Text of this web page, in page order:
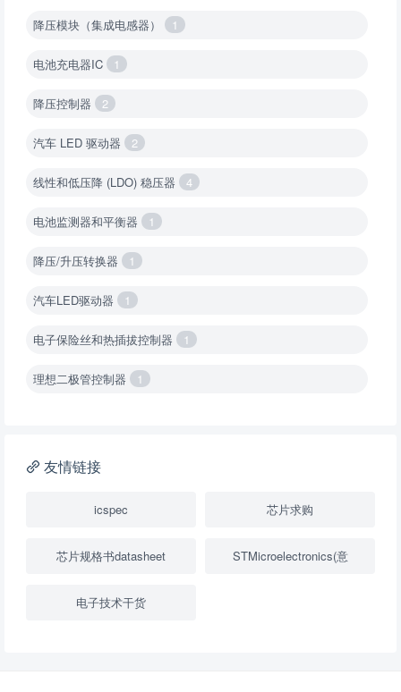
降压模块（集成电感器） 1
电池充电器IC 1
降压控制器 2
汽车 LED 驱动器 2
线性和低压降 (LDO) 稳压器 4
电池监测器和平衡器 1
降压/升压转换器 1
汽车LED驱动器 1
电子保险丝和热插拔控制器 1
理想二极管控制器 1
降压转换器（继承开关）
USB隔离器 1
友情链接
icspec 芯片求购
芯片规格书datasheet STMicroelectronics(意
电子技术干货